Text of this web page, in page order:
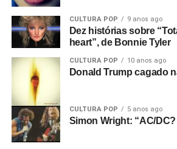
CULTURA POP 9 anos ago
Dez histórias sobre
heart”, de Bonnie Tyler
CULTURA POP 10 anos ago
Donald Trump cagado
CULTURA POP 5 anos ago
Simon Wright: “AC/